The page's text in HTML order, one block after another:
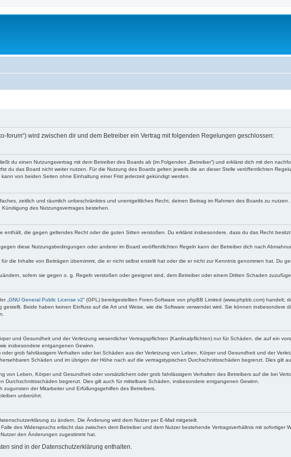
forum“) wird zwischen dir und dem Betreiber ein Vertrag mit folgenden Regelungen geschlossen:
du einen Nutzungsvertrag mit dem Betreiber des Boards ab (im Folgenden „Betreiber“) und erklärst dich mit den
du das Board nicht weiter nutzen. Für die Nutzung des Boards gelten jeweils die an dieser Stelle veröffentlichten
von beiden Seiten ohne Einhaltung einer Frist jederzeit gekündigt werden.
zeitlich und räumlich unbeschränktes und unentgeltliches Recht, deinen Beitrag im Rahmen des Boards zu nutzen.
des Nutzungsvertrages bestehen.
enthält, die gegen geltendes Recht oder die guten Sitten verstoßen. Du erklärst insbesondere, dass du das Recht
diese Nutzungsbedingungen oder anderer im Board veröffentlichten Regeln kann der Betreiber dich nach
die Inhalte von Beiträgen übernimmt, die er nicht selbst erstellt hat oder die er nicht zur Kenntnis genommen hat. Du
sofern sie gegen o. g. Regeln verstoßen oder geeignet sind, dem Betreiber oder einem Dritten Schaden
„ GNU General Public License v2“ (GPL) bereitgestellten Foren-Software von phpBB Limited (www.phpbb.com) handelt;
Beide haben keinen Einfluss auf die Art und Weise, wie die Software verwendet wird. Sie können insbesondere
und Gesundheit und der Verletzung wesentlicher Vertragspflichten (Kardinalpflichten) nur für Schäden, die auf ein
insbesondere entgangenen Gewinn.
grob fahrlässigem Verhalten oder bei Schäden aus der Verletzung von Leben, Körper und Gesundheit und der
Schäden und im übrigen der Höhe nach auf die vertragstypischen Durchschnittsschäden begrenzt. Dies gilt
von Leben, Körper und Gesundheit oder vorsätzlichem oder grob fahrlässigem Verhalten des Betreibers auf die bei
Durchschnittsschäden begrenzt. Dies gilt auch für mittelbare Schäden, insbesondere entgangenen Gewinn.
der Mitarbeiter und Erfüllungsgehilfen des Betreibers.
unberührt.
zu ändern. Die Änderung wird dem Nutzer per E-Mail mitgeteilt.
des Widerspruchs erlischt das zwischen dem Betreiber und dem Nutzer bestehende Vertragsverhältnis mit sofortiger
den Änderungen zugestimmt hat.
sind in der Datenschutzerklärung enthalten.